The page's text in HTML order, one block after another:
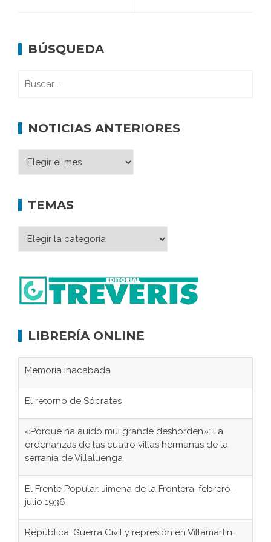
BÚSQUEDA
NOTICIAS ANTERIORES
TEMAS
LIBRERÍA ONLINE
Memoria inacabada
El retorno de Sócrates
«Porque ha auido mui grande deshorden»: La
ordenanzas de las cuatro villas hermanas de la
serranía de Villaluenga
El Frente Popular. Jimena de la Frontera, febrero-
julio 1936
República, Guerra Civil y represión en Villamartín,